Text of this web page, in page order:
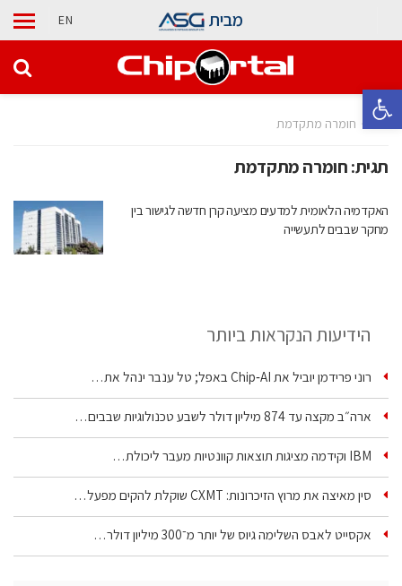
פתח סרגל נגישות
מבית EN
בית חומרה מתקדמת
תגית:חומרה מתקדמת
האקדמיה הלאומית למדעים מציעה קרן חדשה לגישור בין
מחקר שבבים לתעשייה
הידיעות הנקראות ביותר
רוני פרידמן יוביל את Chip‑AI באפל; טל ענבר ינהל את…
ארה״ב מקצה עד 874 מיליון דולר לשבע טכנולוגיות שבבים…
IBM וקידמה מציגות תוצאות קוונטיות מעבר ליכולת…
סין מאיצה את מרוץ הזיכרונות: CXMT שוקלת להקים מפעל…
אקסייט לאבס השלימה גיוס של יותר מ־300 מיליון דולר…